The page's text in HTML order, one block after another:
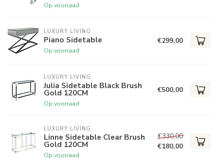
Op voorraad
LUXURY LIVING
Piano Sidetable
Op voorraad
€299,00
LUXURY LIVING
Julia Sidetable Black Brush
Gold 120CM
Op voorraad
€500,00
LUXURY LIVING
Linne Sidetable Clear Brush
Gold 120CM
Op voorraad
€330,00
€180,00